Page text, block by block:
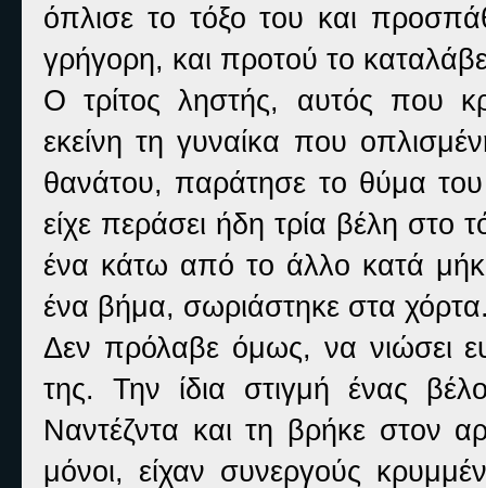
όπλισε το τόξο του και
γρήγορη, και προτού το
Ο τρίτος ληστής, αυτός που
εκείνη τη γυναίκα που
θανάτου, παράτησε το θύμα
είχε περάσει ήδη τρία βέλη στο
ένα κάτω από το άλλο κατά
ένα βήμα, σωριάστηκε στα
Δεν πρόλαβε όμως, να νιώσει
της. Την ίδια στιγμή ένας
Ναντέζντα και τη βρήκε στον
μόνοι, είχαν συνεργούς